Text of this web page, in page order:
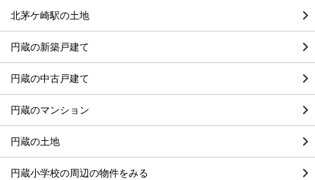
北茅ケ崎駅の土地
円蔵の新築戸建て
円蔵の中古戸建て
円蔵のマンション
円蔵の土地
円蔵小学校の周辺の物件をみる